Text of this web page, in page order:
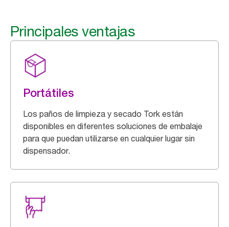
Principales ventajas
Portátiles
Los paños de limpieza y secado Tork están
disponibles en diferentes soluciones de embalaje
para que puedan utilizarse en cualquier lugar sin
dispensador.